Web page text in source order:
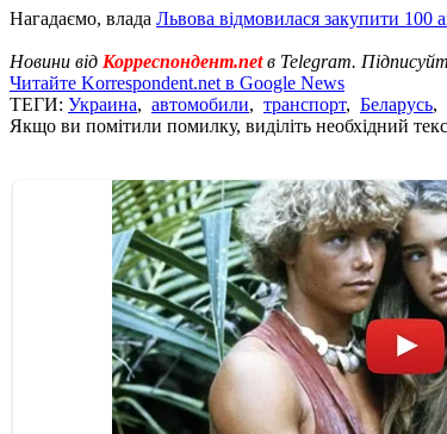
Нагадаємо, влада Львова відмовилася закупити 100
Новини від Корреспондент.netв Telegram.
Читайте Korrespondent.net в Google News
ТЕГИ: Украина, автомобили, транспорт, Беларусь,
Якщо ви помітили помилку, виділіть необхідний